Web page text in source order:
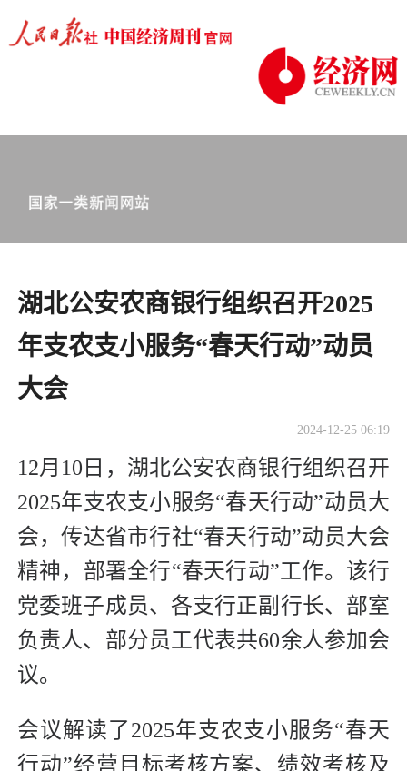
湖北公安农商银行组织召开2025
年支农支小服务“春天行动”动员
大会
2024-12-25 06:19
12月10日，湖北公安农商银行组织召开
2025年支农支小服务“春天行动”动员大
会，传达省市行社“春天行动”动员大会
精神，部署全行“春天行动”工作。该行
党委班子成员、各支行正副行长、部室
负责人、部分员工代表共60余人参加会
议。
会议解读了2025年支农支小服务“春天
行动”经营目标考核方案、绩效考核及